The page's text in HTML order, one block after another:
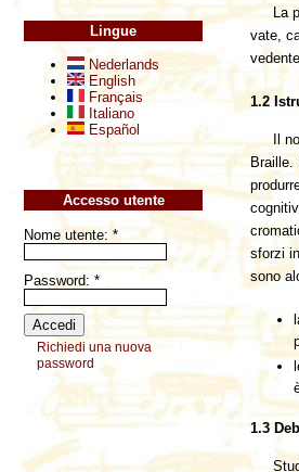
Lingue
Nederlands
English
Français
Italiano
Español
Accesso utente
Nome utente: *
Password: *
Richiedi una nuova
password
La
vate,
1.2
Il
Braille.
sforzi
sono
1.3